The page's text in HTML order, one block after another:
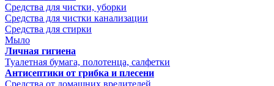
Средства для чистки, уборки
Средства для чистки канализации
Средства для стирки
Мыло
Личная гигиена
Туалетная бумага, полотенца, салфетки
Антисептики от грибка и плесени
Средства от домашних вредителей